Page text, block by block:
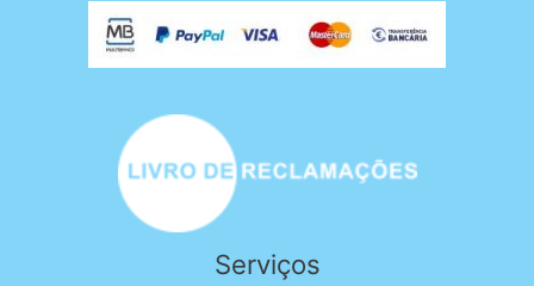
Serviços